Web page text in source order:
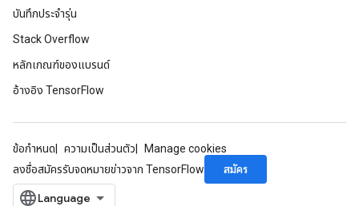
บันทึกประจำรุ่น
Stack Overflow
หลักเกณฑ์ของแบรนด์
อ้างอิง TensorFlow
ข้อกำหนด ความเป็นส่วนตัว
Manage cookies
ลงชื่อสมัครรับจดหมายข่าวจาก TensorFlow
สมัคร